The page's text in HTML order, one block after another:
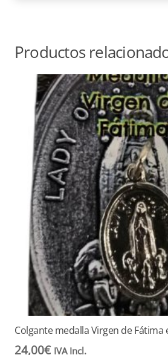
Productos
Colgante medalla Virgen de Fátima
24,00€ IVA Incl.